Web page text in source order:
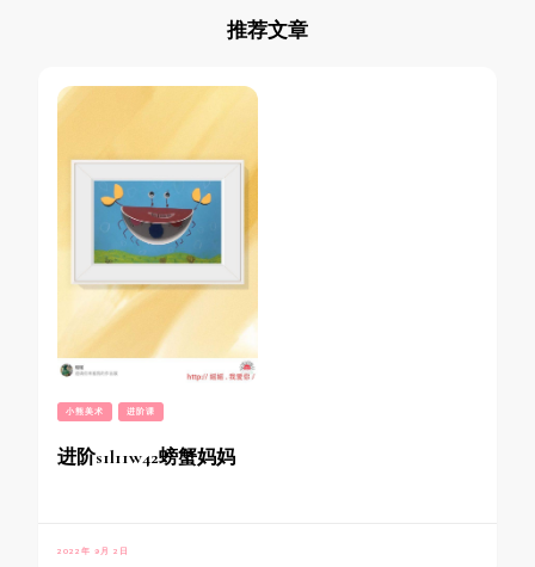
推荐文章
小熊美术 进阶课
进阶s1l11w42螃蟹妈妈
2022年 9月 2日